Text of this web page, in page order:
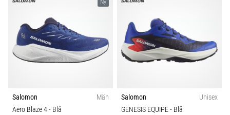
Ny
Salomon
Män
Aero Blaze 4- Blå
Salomon
Unisex
GENESIS EQUIPE- Blå